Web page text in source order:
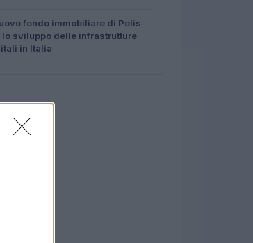
fondo immobiliare di Polis
lo sviluppo delle infrastrutture
in Italia